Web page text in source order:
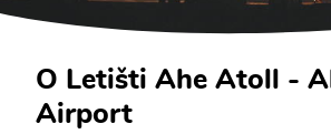
O Letišti Ahe Atoll -
Airport